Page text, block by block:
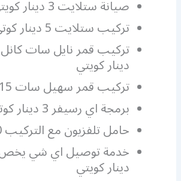
صيانة ستلايت 3 دينار كويتي
تركيب ستلايت 5 دينار كوتي
دينار كويتي
تركيب قمر سهيل سات 15 دينار كويتي
برمجة اي رسيفر 3 دينار كوتي
حامل تلفزيون مع التركيب 10 دينار كويتي
دينار كويتي